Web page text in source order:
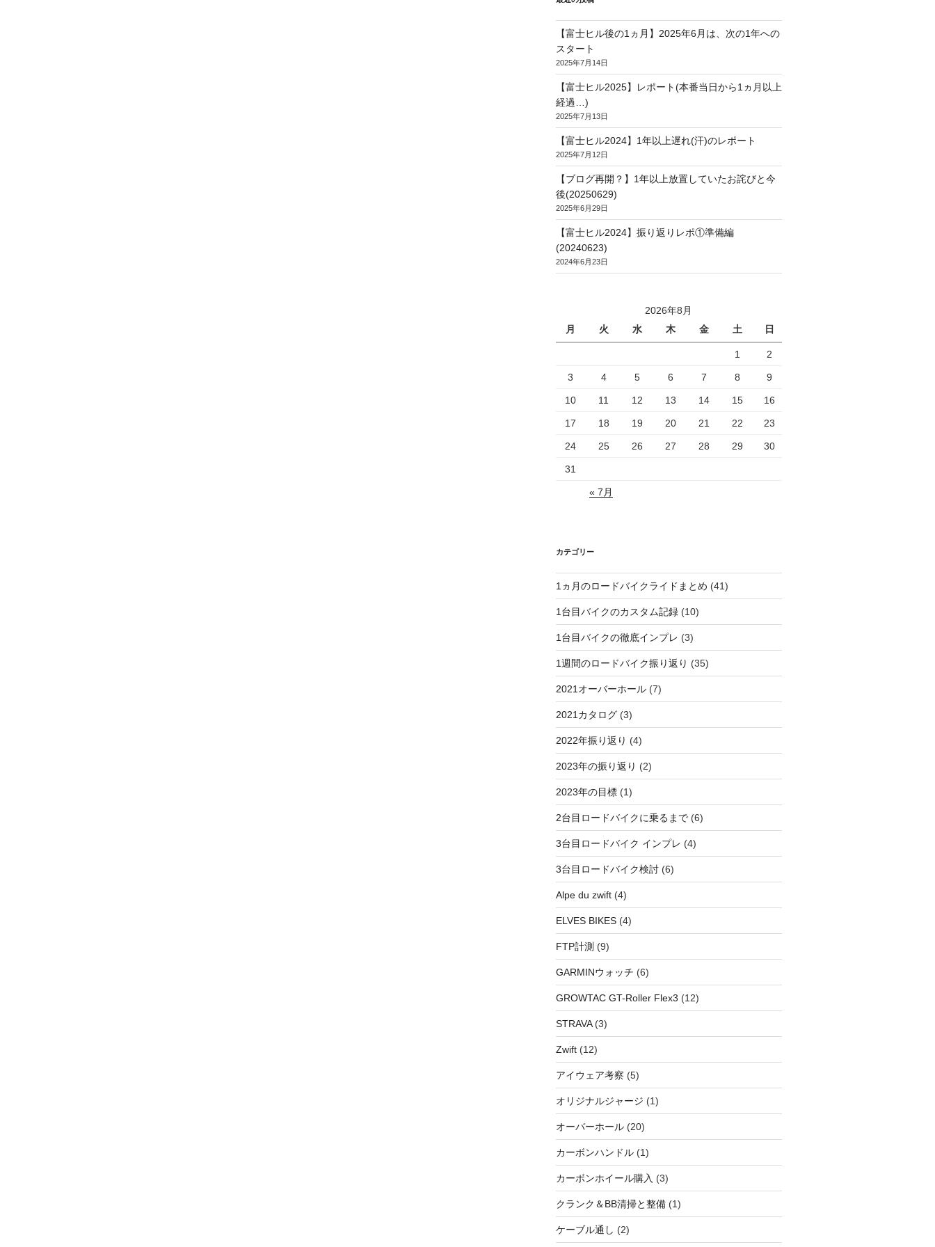
【富士ヒル後の1ヵ月】2025年6月は、次の1年への
スタート
2025年7月14日
【富士ヒル2025】レポート(本番当日から1ヵ月以上
経過…)
2025年7月13日
【富士ヒル2024】1年以上遅れ(汗)のレポート
2025年7月12日
【ブログ再開？】1年以上放置していたお詫びと今
後(20250629)
2025年6月29日
【富士ヒル2024】振り返りレポ①準備編
(20240623)
2024年6月23日
2026年8月
月
火 水 木 金 土 日
1 2
3 4 5 6 7 8 9
10 11 12 13 14 15 16
17 18 19 20 21 22 23
24 25 26 27 28 29 30
31
« 7月
カテゴリー
1ヵ月のロードバイクライドまとめ (41)
1台目バイクのカスタム記録(10)
1台目バイクの徹底インプレ (3)
1週間のロードバイク振り返り (35)
2021オーバーホール(7)
2021カタログ(3)
2022年振り返り (4)
2023年の振り返り (2)
2023年の目標(1)
2台目ロードバイクに乗るまで(6)
3台目ロードバイク インプレ (4)
3台目ロードバイク検討(6)
Alpe du zwift(4)
ELVES BIKES(4)
FTP計測 (9)
GARMINウォッチ (6)
GROWTAC GT-Roller Flex3 (12)
STRAVA(3)
Zwift(12)
アイウェア考察 (5)
オリジナルジャージ (1)
オーバーホール(20)
カーボンハンドル(1)
カーボンホイール購入 (3)
クランク＆BB清掃と整備(1)
ケーブル通し (2)